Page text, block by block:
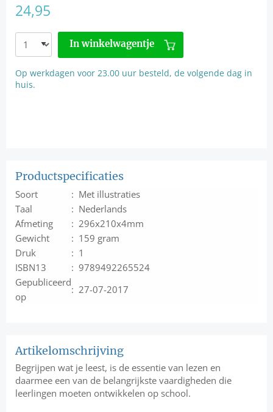
24,95
In winkelwagentje
Op werkdagen voor 23.00 uur besteld, de volgende dag in
huis.
Productspecificaties
Soort
: Met illustraties
Taal
: Nederlands
Afmeting
: 296x210x4mm
Gewicht
: 159 gram
Druk
: 1
ISBN13
: 9789492265524
Gepubliceerd
op
: 27-07-2017
Artikelomschrijving
Begrijpen wat je leest, is de essentie van lezen en
daarmee een van de belangrijkste vaardigheden die
leerlingen moeten ontwikkelen op school.